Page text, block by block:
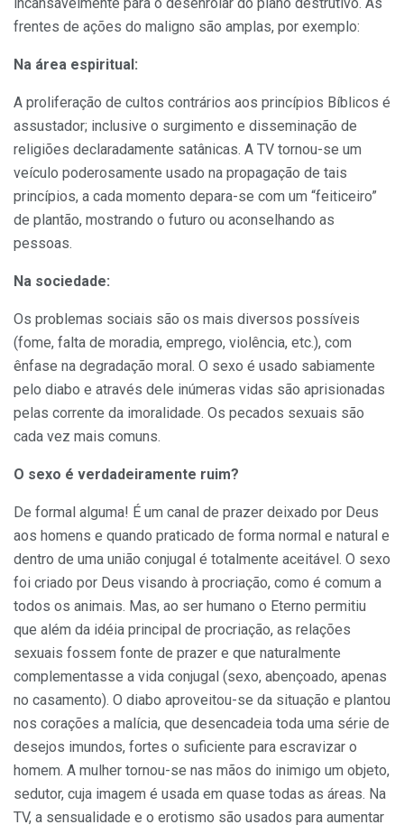
frentes de ações do maligno são amplas, por exemplo:
Na área espiritual:
A proliferação de cultos contrários aos princípios Bíblicos é
assustador; inclusive o surgimento e disseminação de
religiões declaradamente satânicas. A TV tornou-se um
veículo poderosamente usado na propagação de tais
princípios, a cada momento depara-se com um “feiticeiro”
de plantão, mostrando o futuro ou aconselhando as
pessoas.
Na sociedade:
Os problemas sociais são os mais diversos possíveis
(fome, falta de moradia, emprego, violência, etc.), com
ênfase na degradação moral. O sexo é usado sabiamente
pelo diabo e através dele inúmeras vidas são aprisionadas
pelas corrente da imoralidade. Os pecados sexuais são
cada vez mais comuns.
O sexo é verdadeiramente ruim?
De formal alguma! É um canal de prazer deixado por Deus
aos homens e quando praticado de forma normal e natural e
dentro de uma união conjugal é totalmente aceitável. O sexo
foi criado por Deus visando à procriação, como é comum a
todos os animais. Mas, ao ser humano o Eterno permitiu
que além da idéia principal de procriação, as relações
sexuais fossem fonte de prazer e que naturalmente
complementasse a vida conjugal (sexo, abençoado, apenas
no casamento). O diabo aproveitou-se da situação e plantou
nos corações a malícia, que desencadeia toda uma série de
desejos imundos, fortes o suficiente para escravizar o
homem. A mulher tornou-se nas mãos do inimigo um objeto,
sedutor, cuja imagem é usada em quase todas as áreas. Na
TV, a sensualidade e o erotismo são usados para aumentar